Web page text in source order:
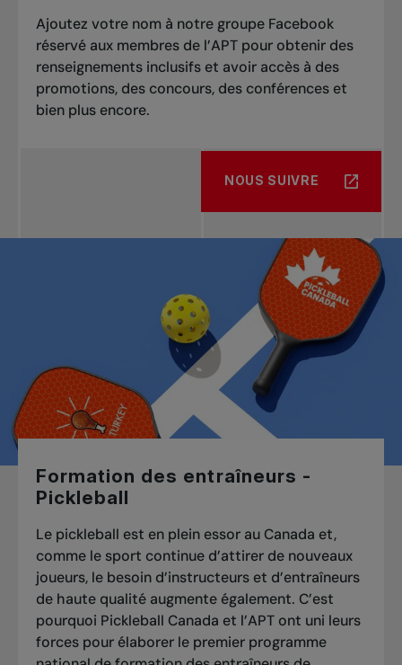
Ajoutez votre nom à notre groupe Facebook
réservé aux membres de l’APT pour obtenir des
renseignements inclusifs et avoir accès à des
promotions, des concours, des conférences et
bien plus encore.
NOUS SUIVRE
À PROPOS DE FAITES
Formation des entraîneurs -
Pickleball
Le pickleball est en plein essor au Canada et,
comme le sport continue d’attirer de nouveaux
joueurs, le besoin d’instructeurs et d’entraîneurs
de haute qualité augmente également. C’est
pourquoi Pickleball Canada et l’APT ont uni leurs
forces pour élaborer le premier programme